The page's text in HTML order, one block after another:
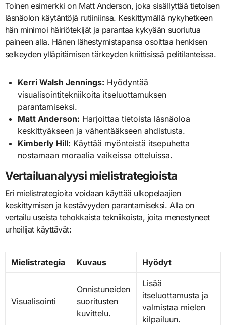
Toinen esimerkki on Matt Anderson, joka sisällyttää tietoisen
läsnäolon käytäntöjä rutiiniinsa. Keskittymällä nykyhetkeen
hän minimoi häiriötekijät ja parantaa kykyään suoriutua
paineen alla. Hänen lähestymistapansa osoittaa henkisen
selkeyden ylläpitämisen tärkeyden kriittisissä pelitilanteissa.
Kerri Walsh Jennings: Hyödyntää
visualisointitekniikoita itseluottamuksen
parantamiseksi.
Matt Anderson: Harjoittaa tietoista läsnäoloa
keskittyäkseen ja vähentääkseen ahdistusta.
Kimberly Hill: Käyttää myönteistä itsepuhetta
nostamaan moraalia vaikeissa otteluissa.
Vertailuanalyysi mielistrategioista
Eri mielistrategioita voidaan käyttää ulkopelaajien
keskittymisen ja kestävyyden parantamiseksi. Alla on
vertailu useista tehokkaista tekniikoista, joita menestyneet
urheilijat käyttävät:
Mielistrategia Kuvaus Hyödyt
Visualisointi
Onnistuneiden
suoritusten
kuvittelu.
Lisää
itseluottamusta ja
valmistaa mielen
kilpailuun.